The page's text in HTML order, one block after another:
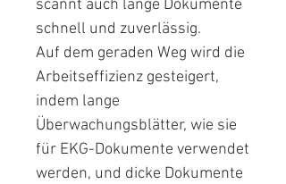
scannt auch lange Dokumente
schnell und zuverlässig.
Auf dem geraden Weg wird die
Arbeitseffizienz gesteigert,
indem lange
Überwachungsblätter, wie sie
für EKG-Dokumente verwendet
werden, und dicke Dokumente